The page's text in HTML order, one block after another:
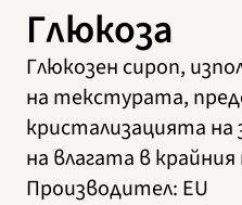
Глюкоза
Глюкозен сироп,
на текстурата,
кристализацията на
на влагата в
Производител: EU